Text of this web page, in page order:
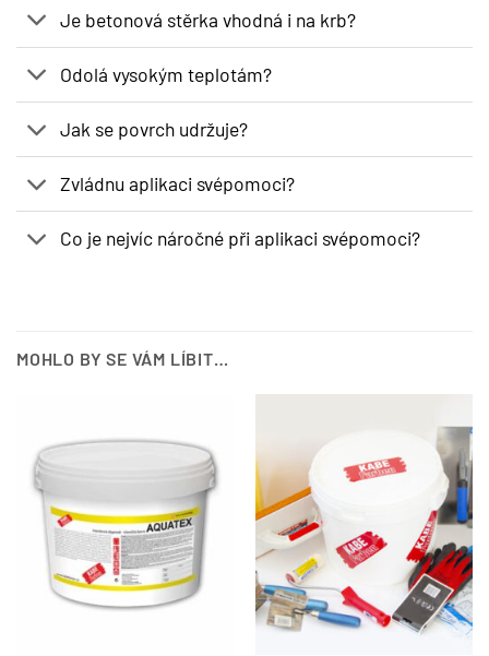
Je betonová stěrka vhodná i na krb?
Odolá vysokým teplotám?
Jak se povrch udržuje?
Zvládnu aplikaci svépomoci?
Co je nejvíc náročné při aplikaci svépomoci?
MOHLO BY SE VÁM LÍBIT…